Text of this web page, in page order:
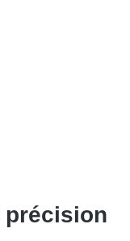
précision